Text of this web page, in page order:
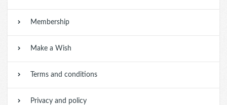
Membership
Make a Wish
Terms and conditions
Privacy and policy